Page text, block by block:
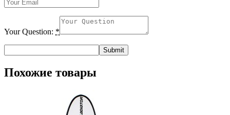
Your Question: *
Похожие товары